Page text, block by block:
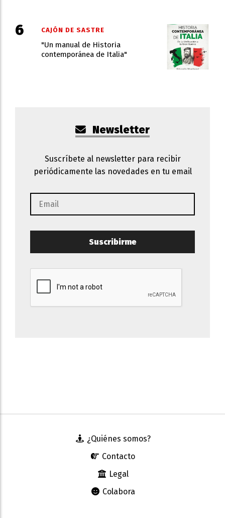
"Un manual de Historia
contemporánea de Italia"
CAJÓN DE SASTRE
Newsletter
Suscríbete al newsletter para recibir
periódicamente las novedades en tu email
Suscribirme
¿Quiénes somos?
Contacto
Legal
Colabora